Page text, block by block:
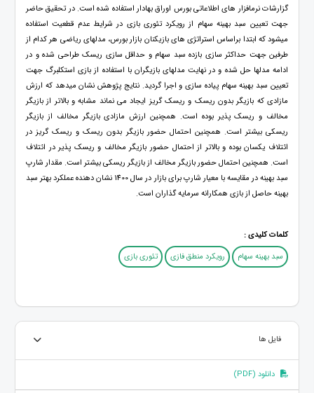
گزارشات نرمافزار های اطلاعاتی بورس اوراق بهادار استفاده شده است. در تحقیق حاضر
جهت تعیین سبد بهینه سهام از رویکرد تئوری بازی در شرایط عدم قطعیت استفاده
میشود که ابتدا براساس استراتژی های بازیکنان بازار بورس، مدلهای ریاضی هر کدام از
طرفین جهت حداکثر سازی بازده سبد سهام و حداقل سازی ریسک طراحی شده و در
ادامه مدلها حل شده و در نهایت مدلهای بازیگران با استفاده از بازی استکلبرگ جهت
تعیین سبد بهینه سهام پیاده سازی و اجرا گردید. نتایج پژوهش نشان میدهد که ارزش
مازادی که بازیگر بدون ریسک و ریسک گریز ایجاد می نماند مشابه و بالاتر از بازیگر
مخالف و ریسک پذیر بوده است. همچنین ارزش مازادی بازیگر مخالف از بازیگر
ریسکی بیشتر است. همچنین احتمال حضور بازیگر بدون ریسک و ریسک گریز در
ائتلاف یکسان بوده و بالاتر از احتمال حضور بازیگر مخالف و ریسک پذیر در ائتلاف
است. همچنین احتمال حضور بازیگر مخالف از بازیگر ریسکی بیشتر است. مقدار شارپ
سبد بهینه در مقایسه با معیار شارپ برای بازار در سال 1400 نشان دهنده عملکرد بهتر سبد
بهینه حاصل از بازی همکارانه سرمایه گذاران است.
کلمات کلیدی :
سبد بهینه سهام
رویکرد منطق فازی تئوری بازی
فایل ها
دانلود (PDF)